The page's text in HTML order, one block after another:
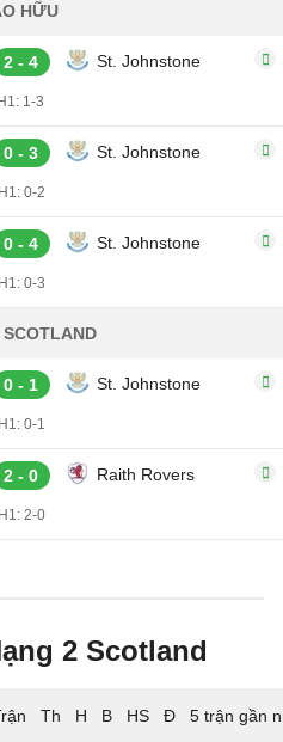
HỮU
2 - 4 St. Johnstone
H1: 1-3
0 - 3 St. Johnstone
H1: 0-2
0 - 4 St. Johnstone
H1: 0-3
0 - 1 St. Johnstone
H1: 0-1
2 - 0 Raith Rovers
H1: 2-0
2 Scotland
5 trận gần